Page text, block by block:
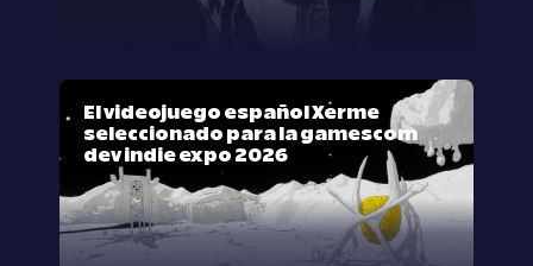
El videojuego español Xerme
seleccionado para la gamescom
dev indie expo 2026